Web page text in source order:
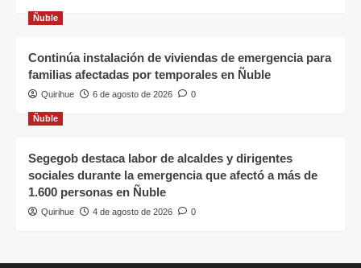
Ñuble
Continúa instalación de viviendas de emergencia para
familias afectadas por temporales en Ñuble
Quirihue 6 de agosto de 2026 0
Ñuble
Segegob destaca labor de alcaldes y dirigentes
sociales durante la emergencia que afectó a más de
1.600 personas en Ñuble
Quirihue 4 de agosto de 2026 0